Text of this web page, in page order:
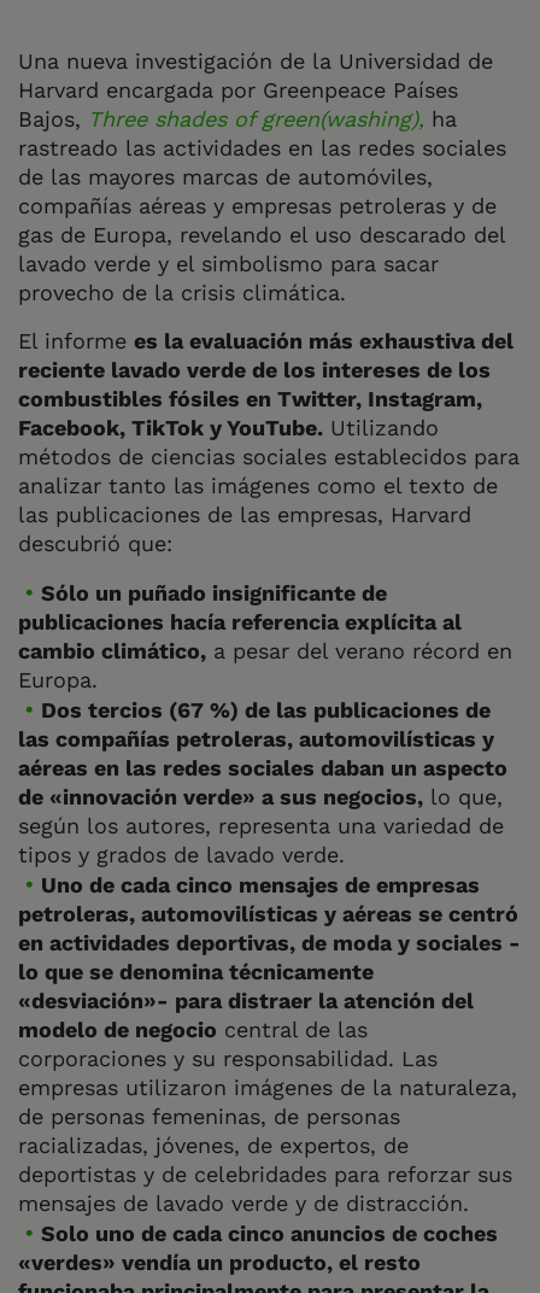
Una nueva investigación de la Universidad de
Harvard encargada por Greenpeace Países
Bajos, Three shades of green(washing), ha
rastreado las actividades en las redes sociales
de las mayores marcas de automóviles,
compañías aéreas y empresas petroleras y de
gas de Europa, revelando el uso descarado del
lavado verde y el simbolismo para sacar
provecho de la crisis climática.
El informe es la evaluación más exhaustiva del
reciente lavado verde de los intereses de los
combustibles fósiles en Twitter, Instagram,
Facebook, TikTok y YouTube. Utilizando
métodos de ciencias sociales establecidos para
analizar tanto las imágenes como el texto de
las publicaciones de las empresas, Harvard
descubrió que:
Sólo un puñado insignificante de
publicaciones hacía referencia explícita al
cambio climático, a pesar del verano récord en
Europa.
Dos tercios (67 %) de las publicaciones de
las compañías petroleras, automovilísticas y
aéreas en las redes sociales daban un aspecto
de «innovación verde» a sus negocios, lo que,
según los autores, representa una variedad de
tipos y grados de lavado verde.
Uno de cada cinco mensajes de empresas
petroleras, automovilísticas y aéreas se centró
en actividades deportivas, de moda y sociales -
lo que se denomina técnicamente
«desviación»- para distraer la atención del
modelo de negocio central de las
corporaciones y su responsabilidad. Las
empresas utilizaron imágenes de la naturaleza,
de personas femeninas, de personas
racializadas, jóvenes, de expertos, de
deportistas y de celebridades para reforzar sus
mensajes de lavado verde y de distracción.
Solo uno de cada cinco anuncios de coches
«verdes» vendía un producto, el resto